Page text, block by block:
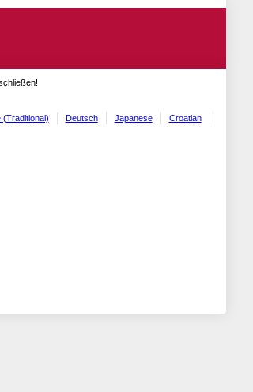
(Traditional) Deutsch Japanese
Croatian